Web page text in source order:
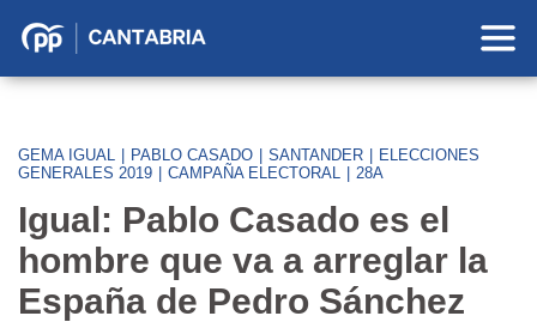
Partido
Cantabria
GEMA IGUAL PABLO CASADO SANTANDER
ELECCIONES
GENERALES 2019
CAMPAÑA ELECTORAL 28A
Igual: Pablo Casado es el
hombre que va a arreglar la
España de Pedro Sánchez